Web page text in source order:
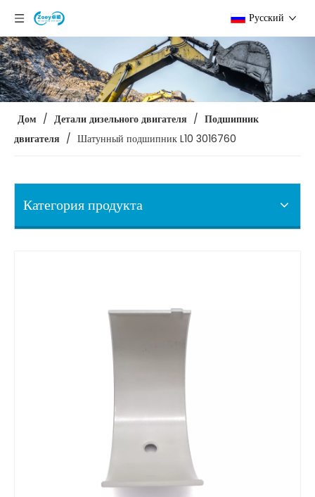
Pусский
Дом / Детали дизельного двигателя / Подшипник
двигателя / Шатунный подшипник L10 3016760
Категория продукта